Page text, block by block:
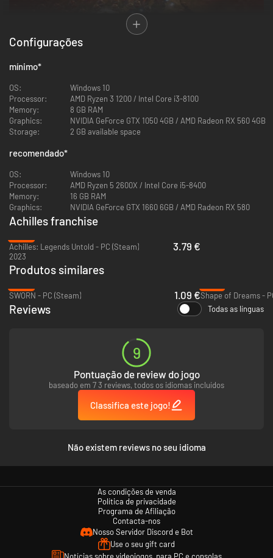
PRINCIPAIS DESTAQUES:
Um bullet heaven acelerado em um mundo de mitos gregos.
Sobreviva a hordas infinitas de inimigos neste roguelite de ação
Construir é tão importante quanto lutar.
santuários de cura e invoque aliados com um sistema de construção
único que pode virar o jogo quando tudo parecer perdido.
Desbloqueie mais de 15 heróis lendários.Jogue como Aquiles ou
como um dos muitos heróis mitológicos, cada um com habilidades e
estilos de jogo únicos.
Progressão que respeita seu tempo.
Favores e desbloqueie melhorias permanentes - cada tentativa te
Volte à Grécia mítica.Explore 4 regiões feitas à mão, inspiradas em
Grécia.
DERROTE SEUS INIMIGOS... OU MORRA TENTANDO
Aquiles nunca enfrentou monstros como esses - agora é a sua vez.
Mergulhe em partidas caóticas e cheias de ação, e resista a ondas
implacáveis de inimigos. Escolha entre dezenas de poderes e transforme-
os durante a partida na Forja.
Quanto mais longe você vai, mais difícil fica.Nenhuma partida é igual à
outra - e sobreviver exige adaptação rápida.
Configurações
mínimo*
OS:
Windows 10
Processor:
AMD Ryzen 3 1200 / Intel Core i3-8100
Memory:
8 GB RAM
Graphics:
NVIDIA GeForce GTX 1050 4GB / AMD Radeon RX 560 4GB
Storage:
2 GB available space
recomendado*
OS:
Windows 10
Processor:
AMD Ryzen 5 2600X / Intel Core i5-8400
Memory:
16 GB RAM
Graphics:
NVIDIA GeForce GTX 1660 6GB / AMD Radeon RX 580
Achilles franchise
Achilles: Legends Untold - PC (Steam)
2023
3.79 €
Produtos similares
SWORN - PC (Steam)
1.09 €Shape of Dreams -
Reviews Todas as línguas
9
Pontuação de review do jogo
baseado em 7 3 reviews, todos os idiomas incluídos
Classifica este jogo!
Não existem reviews no seu idioma
As condições de venda
Política de privacidade
Programa de Afiliação
Contacta-nos
Nosso Servidor Discord e Bot
Use o seu gift card